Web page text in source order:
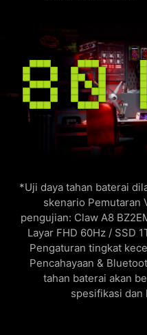
*Uji daya tahan baterai
skenario Pemutaran
pengujian: Claw A8
Layar FHD 60Hz / SSD
Pengaturan tingkat
Pencahayaan &
tahan baterai akan
spesifikasi dan